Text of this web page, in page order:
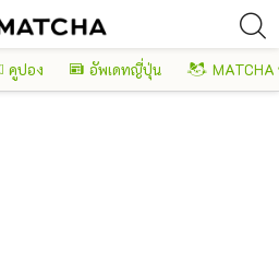
คูปอง อัพเดทญี่ปุ่น